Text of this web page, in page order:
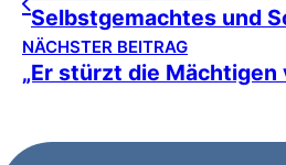
NÄCHSTER BEITRAG